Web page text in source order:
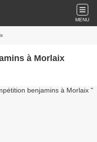
MENU
à Morlaix